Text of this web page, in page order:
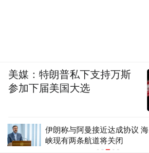
伊朗称与阿曼接近达成协议 海
峡现有两条航道将关闭
美媒：特朗普私下支持万斯
参加下届美国大选